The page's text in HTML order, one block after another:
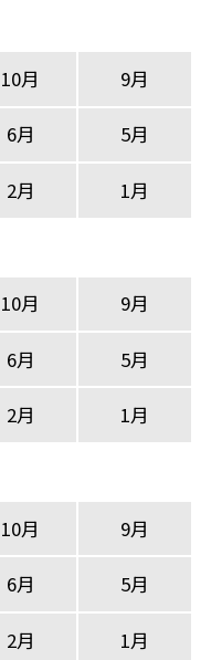
10月 9月
6月 5月
2月 1月
10月 9月
6月 5月
2月 1月
10月 9月
6月 5月
2月 1月